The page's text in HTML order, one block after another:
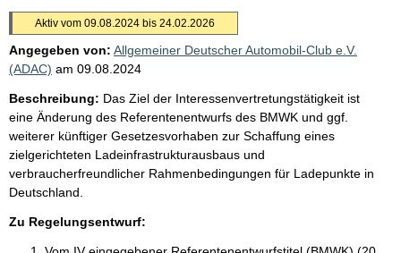
Aktiv vom 09.08.2024 bis 24.02.2026
Angegeben von: Allgemeiner Deutscher Automobil-Club e.V.
(ADAC) am 09.08.2024
Beschreibung: Das Ziel der Interessenvertretungstätigkeit ist
eine Änderung des Referentenentwurfs des BMWK und ggf.
weiterer künftiger Gesetzesvorhaben zur Schaffung eines
zielgerichteten Ladeinfrastrukturausbaus und
verbraucherfreundlicher Rahmenbedingungen für Ladepunkte in
Deutschland.
Zu Regelungsentwurf: